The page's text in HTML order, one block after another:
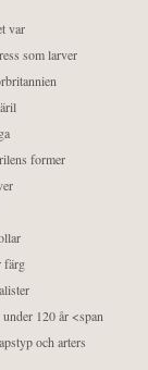
var
som larver
former
färg
120 år <span
och arters